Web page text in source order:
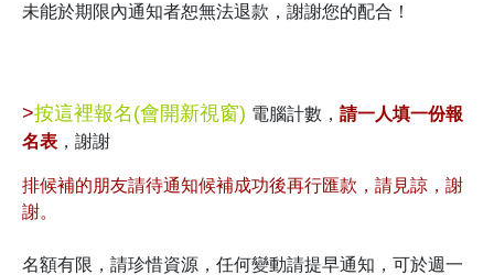
未能於期限內通知者恕無法退款，謝謝您的配合！
>按這裡報名(會開新視窗) 電腦計數， 請一人填一份報
名表 ，謝謝
排候補的朋友請待通知候補成功後再行匯款，請見諒，謝
謝。
名額有限，請珍惜資源，任何變動請提早通知，可於週一